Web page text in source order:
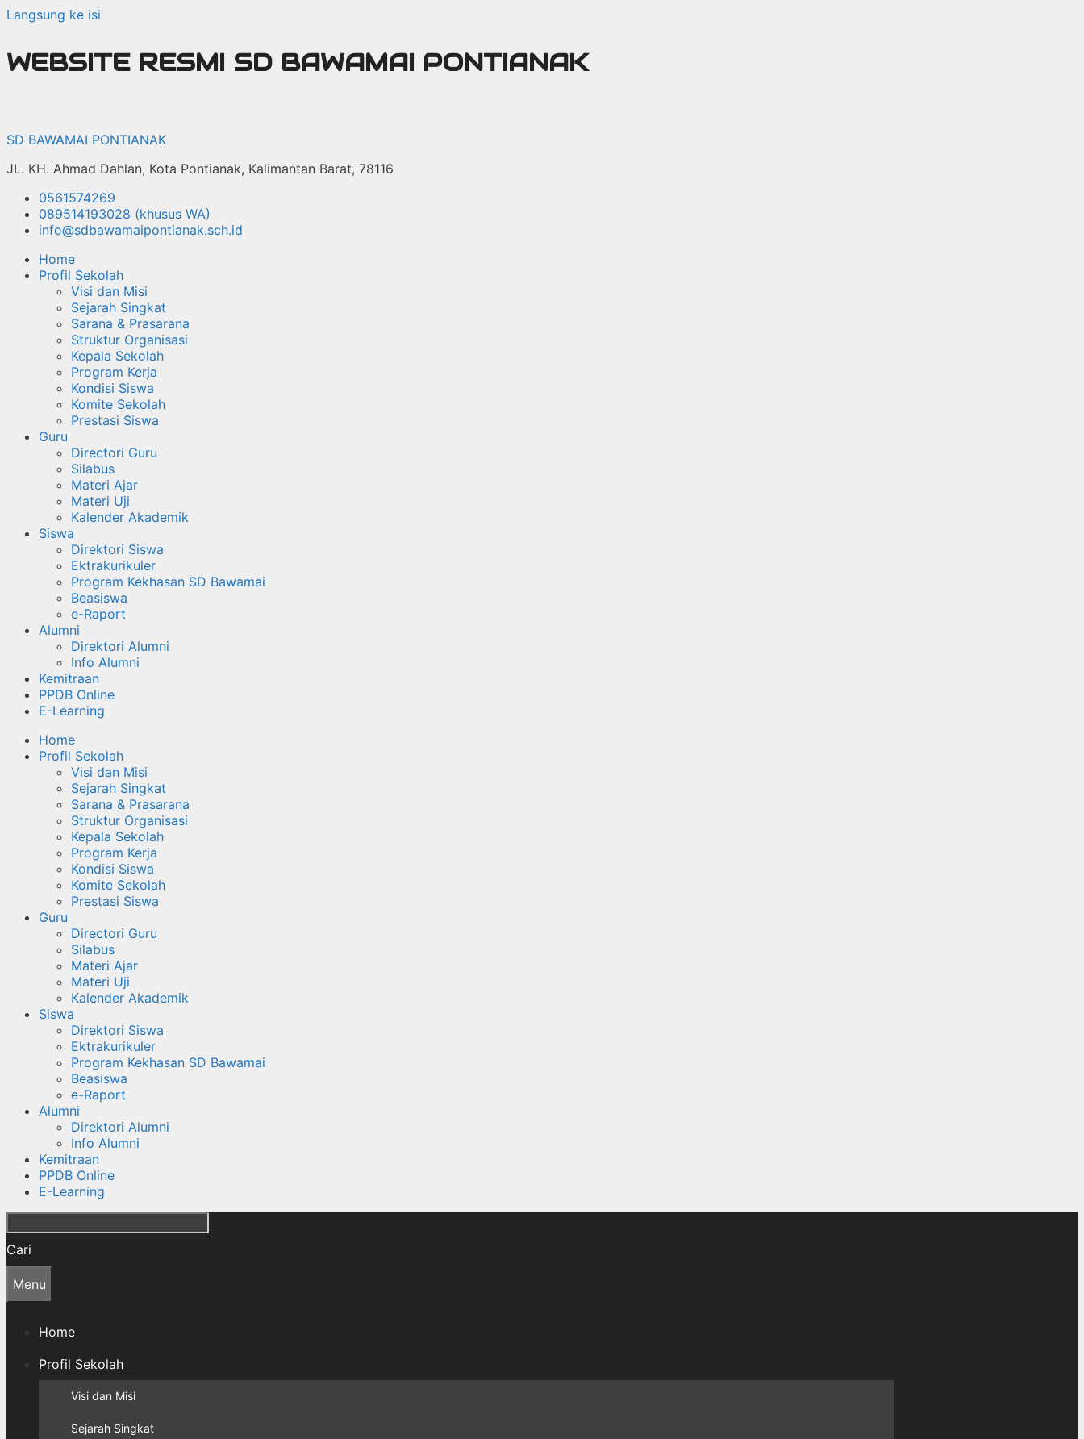
Langsung ke isi
WEBSITE RESMI SD BAWAMAI PONTIANAK
SD BAWAMAI PONTIANAK
JL. KH. Ahmad Dahlan, Kota Pontianak, Kalimantan Barat, 78116
0561574269
089514193028 (khusus WA)
info@sdbawamaipontianak.sch.id
Home
Profil Sekolah
Visi dan Misi
Sejarah Singkat
Sarana & Prasarana
Struktur Organisasi
Kepala Sekolah
Program Kerja
Kondisi Siswa
Komite Sekolah
Prestasi Siswa
Guru
Directori Guru
Silabus
Materi Ajar
Materi Uji
Kalender Akademik
Siswa
Direktori Siswa
Ektrakurikuler
Program Kekhasan SD Bawamai
Beasiswa
e-Raport
Alumni
Direktori Alumni
Info Alumni
Kemitraan
PPDB Online
E-Learning
Home
Profil Sekolah
Visi dan Misi
Sejarah Singkat
Sarana & Prasarana
Struktur Organisasi
Kepala Sekolah
Program Kerja
Kondisi Siswa
Komite Sekolah
Prestasi Siswa
Guru
Directori Guru
Silabus
Materi Ajar
Materi Uji
Kalender Akademik
Siswa
Direktori Siswa
Ektrakurikuler
Program Kekhasan SD Bawamai
Beasiswa
e-Raport
Alumni
Direktori Alumni
Info Alumni
Kemitraan
PPDB Online
E-Learning
Cari
Menu
Home
Profil Sekolah
Visi dan Misi
Sejarah Singkat